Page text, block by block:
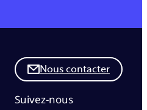
Nous contacter
Suivez-nous